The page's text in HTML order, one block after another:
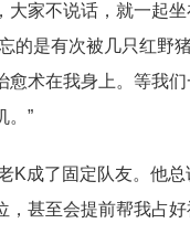
大家不说话，就一起
的是有次被几只红野
愈术在我身上。等我
。”
K成了固定队友。他
，甚至会提前帮我占